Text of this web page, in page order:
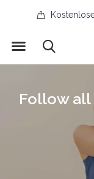
Follow